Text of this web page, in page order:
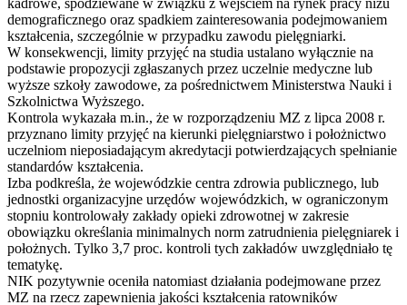
kadrowe, spodziewane w związku z wejściem na rynek pracy niżu
demograficznego oraz spadkiem zainteresowania podejmowaniem
kształcenia, szczególnie w przypadku zawodu pielęgniarki.
W konsekwencji, limity przyjęć na studia ustalano wyłącznie na
podstawie propozycji zgłaszanych przez uczelnie medyczne lub
wyższe szkoły zawodowe, za pośrednictwem Ministerstwa Nauki i
Szkolnictwa Wyższego.
Kontrola wykazała m.in., że w rozporządzeniu MZ z lipca 2008 r.
przyznano limity przyjęć na kierunki pielęgniarstwo i położnictwo
uczelniom nieposiadającym akredytacji potwierdzających spełnianie
standardów kształcenia.
Izba podkreśla, że wojewódzkie centra zdrowia publicznego, lub
jednostki organizacyjne urzędów wojewódzkich, w ograniczonym
stopniu kontrolowały zakłady opieki zdrowotnej w zakresie
obowiązku określania minimalnych norm zatrudnienia pielęgniarek i
położnych. Tylko 3,7 proc. kontroli tych zakładów uwzględniało tę
tematykę.
NIK pozytywnie oceniła natomiast działania podejmowane przez
MZ na rzecz zapewnienia jakości kształcenia ratowników